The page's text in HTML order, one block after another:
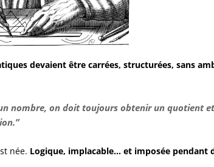
devaient être carrées, structurées, sans
nombre, on doit toujours obtenir un quotient
née. Logique, implacable… et imposée pendant